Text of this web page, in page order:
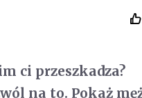
ci przeszkadza?
na to. Pokaż